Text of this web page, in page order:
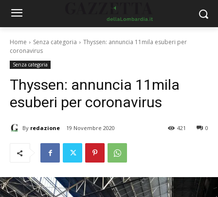
Home Senza categoria
Thyssen: annuncia 11mila esuberi per
coronavirus
Senza categoria
Thyssen: annuncia 11mila
esuberi per coronavirus
By redazione 19 Novembre 2020 0
421